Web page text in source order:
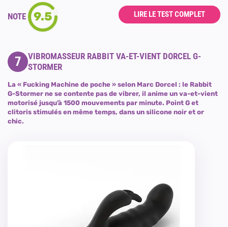
NOTE 9.5 LIRE LE TEST COMPLET
7
VIBROMASSEUR RABBIT VA-ET-VIENT DORCEL G-
STORMER
La « Fucking Machine de poche » selon Marc Dorcel : le Rabbit
G-Stormer ne se contente pas de vibrer, il anime un va-et-vient
motorisé jusqu’à 1500 mouvements par minute. Point G et
clitoris stimulés en même temps, dans un silicone noir et or
chic.